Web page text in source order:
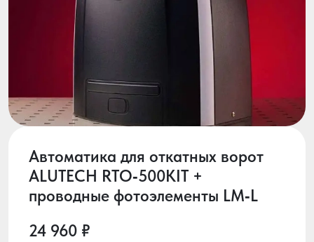
Автоматика для откатных ворот
ALUTECH RTO‑500KIT +
проводные фотоэлементы LM‑L
24 960 ₽